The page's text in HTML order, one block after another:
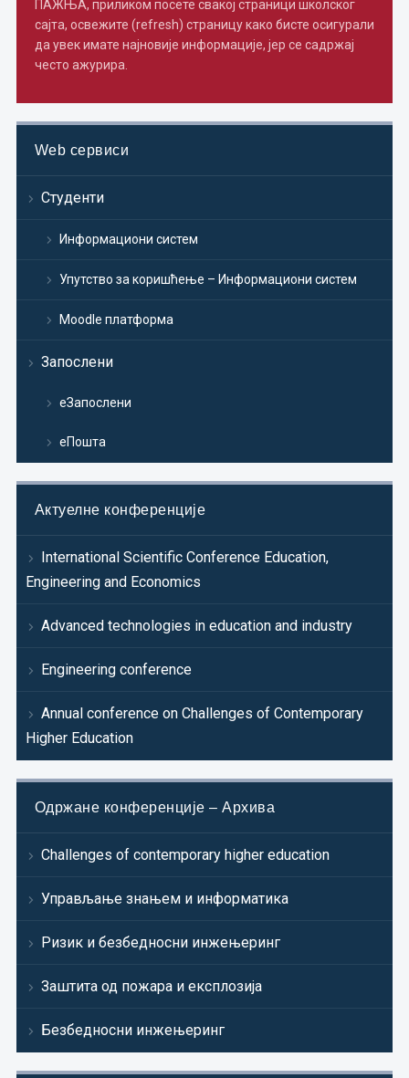
ПАЖЊА, приликом посете свакој страници школског
сајта, освежите (refresh) страницу како бисте осигурали
да увек имате најновије информације, јер се садржај
често ажурира.
Web сервиси
Студенти
Информациони систем
Упутство за коришћење – Информациони систем
Moodle платформа
Запослени
еЗапослени
еПошта
Актуелне конференције
International Scientific Conference Education,
Engineering and Economics
Advanced technologies in education and industry
Engineering conference
Annual conference on Challenges of Contemporary
Higher Education
Одржане конференције – Архива
Challenges of contemporary higher education
Управљање знањем и информатика
Ризик и безбедносни инжењеринг
Заштита од пожара и експлозија
Безбедносни инжењеринг